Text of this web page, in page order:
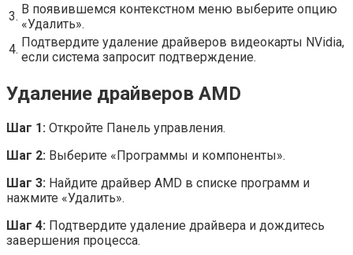
3. В появившемся контекстном меню выберите опцию
«Удалить».
4. Подтвердите удаление драйверов видеокарты NVidia,
если система запросит подтверждение.
Удаление драйверов AMD
Шаг 1: Откройте Панель управления.
Шаг 2: Выберите «Программы и компоненты».
Шаг 3: Найдите драйвер AMD в списке программ и
нажмите «Удалить».
Шаг 4: Подтвердите удаление драйвера и дождитесь
завершения процесса.